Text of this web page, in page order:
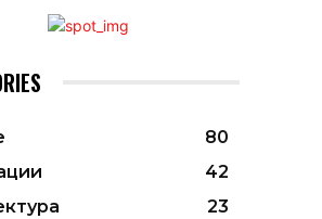
80
42
23